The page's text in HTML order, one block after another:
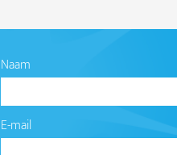
Naam
E-mail